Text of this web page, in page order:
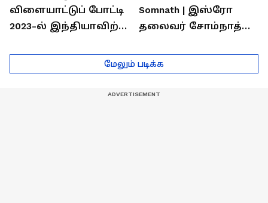
விளையாட்டுப் போட்டி
2023-ல் இந்தியாவிற்கு
வீரர்களுடன்
நேர்காணல்!
Somnath | இஸ்ரோ
தலைவர் சோம்நாத்
நேர்காணல்! | Podcast
மேலும் படிக்க